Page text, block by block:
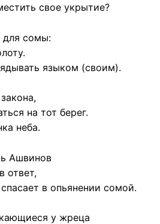
свое укрытие?
для сомы:
языком (своим).
на тот берег.
неба.
Ашвинов
ответ,
в опьянении сомой.
у жреца